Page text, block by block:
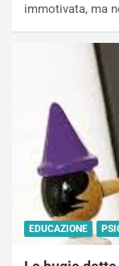
immotivata, ma
EDUCAZIONE